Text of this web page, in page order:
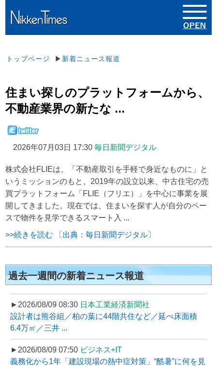
トップページ ▶ 新着ニュース報道
住まい探しのプラットフォームから、
不動産業界の新たな ...
2026年07月03日 17:30 毎日新聞デジタル
株式会社FLIEは、「不動産取引を手軽で身近なものに」と
いうミッションのもと、2019年の設立以来、中古住宅の売
買プラットフォーム「FLIE（フリエ）」を中心に事業を展
開してきました。現在では、住まいを探す人が自分のペー
スで物件を見学できるスマート入 ...
>>続きを読む 〔出典：毎日新聞デジタル〕
過去一週間の新着ニュース報道
►2026/08/09 08:30 日本工業経済新聞社
設計者は熊谷組／柏の葉に44階共住など／延べ床面積
6.4万㎡／三井 ...
►2026/08/09 07:50 ビジネス+IT
義務化から1年「建設現場の熱中症対策」“酷暑”に何を見